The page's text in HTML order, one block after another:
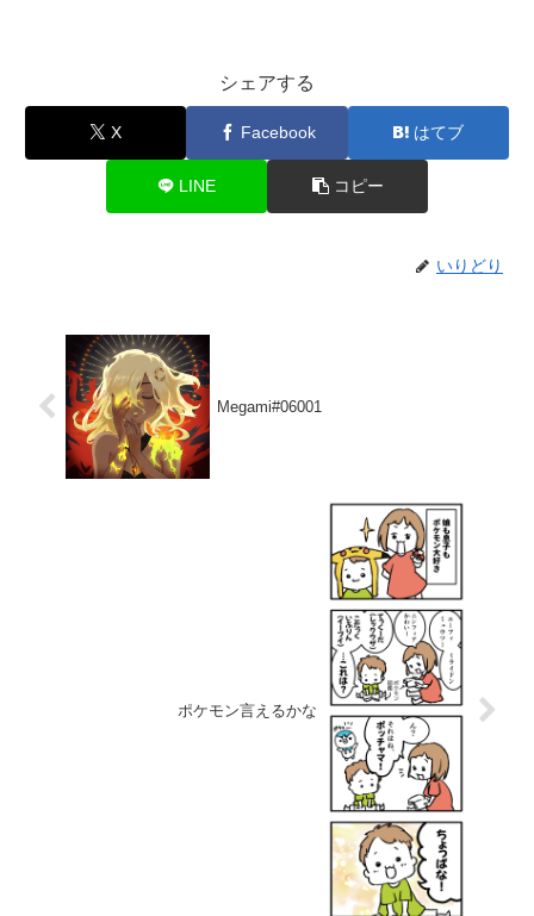
シェアする
X Facebook はてブ
LINE コピー
いりどり
Megami#06001
ポケモン言えるかな